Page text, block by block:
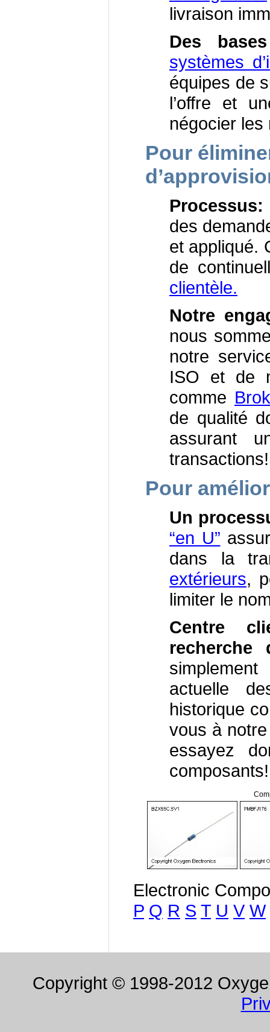
livraison
Des
systèmes
équipes de
l’offre et
négocier les
Pour
Processus:
des
et appliqué.
de
clientèle.
Notre
nous
notre
ISO et de
comme
de qualité
assurant
transactions!
Pour
Un
“en U”
dans la
extérieurs,
limiter le
Centre
recherche
actuelle
historique
vous à
essayez
composants!
Electronic
P Q R S T U V W
Copyright © 1998-2012